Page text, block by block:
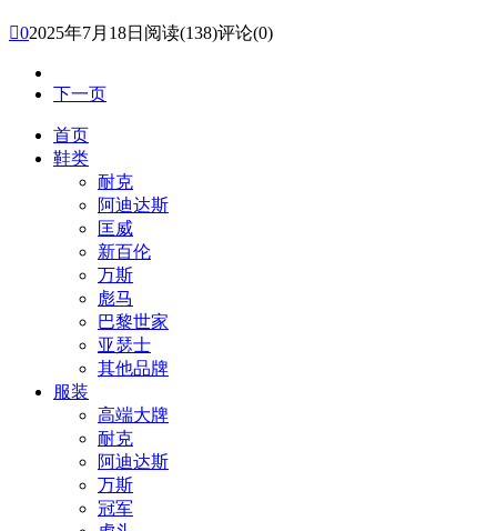
02025年7月18日 阅读(138)评论(0)
下一页
首页
鞋类
耐克
阿迪达斯
匡威
新百伦
万斯
彪马
巴黎世家
亚瑟士
其他品牌
服装
高端大牌
耐克
阿迪达斯
万斯
冠军